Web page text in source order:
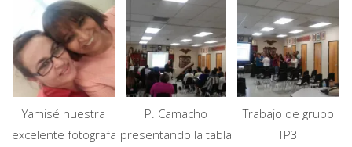
Yamisé nuestra
excelente fotografa
P. Camacho
presentando la tabla
Trabajo de grupo
TP3